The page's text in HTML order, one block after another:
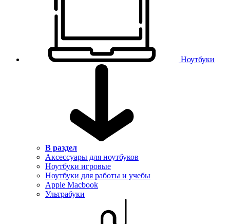
Ноутбуки
В раздел
Аксессуары для ноутбуков
Ноутбуки игровые
Ноутбуки для работы и учебы
Apple Macbook
Ультрабуки